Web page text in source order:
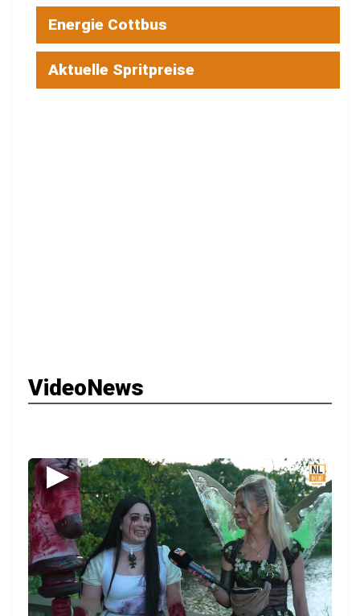
Energie Cottbus
Aktuelle Spritpreise
VideoNews
▶